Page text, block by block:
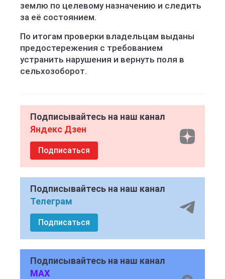
землю по целевому назначению и следить
за её состоянием.
По итогам проверки владельцам выданы
предостережения с требованием
устранить нарушения и вернуть поля в
сельхозоборот.
Подписывайтесь на наш канал
Яндекс Дзен
Подписаться
Подписывайтесь на наш канал
Телеграм
Подписаться
Подписывайтесь на наш канал
MAX